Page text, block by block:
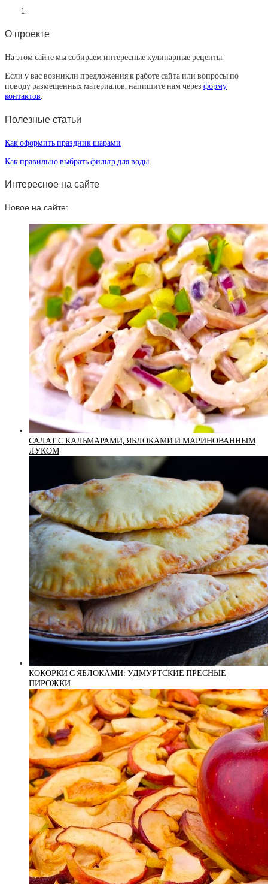
О проекте
На этом сайте мы собираем интересные кулинарные рецепты.
Если у вас возникли предложения к работе сайта или вопросы по
поводу размещенных материалов, напишите нам через форму
контактов.
Полезные статьи
Как оформить праздник шарами
Как правильно выбрать фильтр для воды
Интересное на сайте
Новое на сайте:
САЛАТ С КАЛЬМАРАМИ, ЯБЛОКАМИ И МАРИНОВАННЫМ
ЛУКОМ
КОКОРКИ С ЯБЛОКАМИ: УДМУРТСКИЕ ПРЕСНЫЕ
ПИРОЖКИ